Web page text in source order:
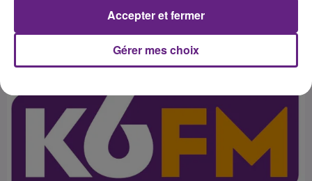
Publié : 7 novembre 2016 à 11h27 par 45
Gérer mes choix
Accepter et fermer